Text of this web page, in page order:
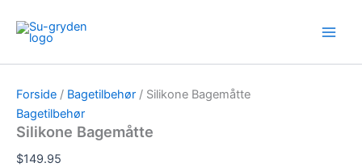
indholdet
Forside / Bagetilbehør / Silikone Bagemåtte
Bagetilbehør
Silikone Bagemåtte
$149.95
Bagemåtte
antal